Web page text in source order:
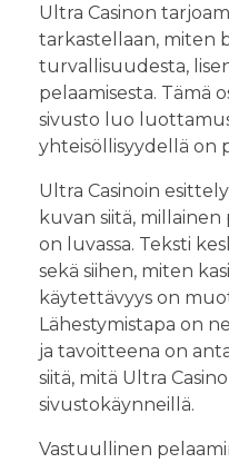
Ultra Casinon
tarkastellaan, miten
turvallisuudesta,
pelaamisesta. Tämä
sivusto luo
yhteisöllisyydellä on
Ultra Casinoin
kuvan siitä,
on luvassa. Teksti
sekä siihen, miten
käytettävyys on
Lähestymistapa on
ja tavoitteena on
siitä, mitä Ultra
sivustokäynneillä.
Vastuullinen